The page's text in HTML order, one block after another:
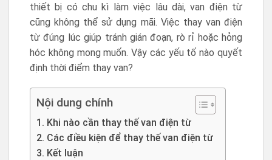
thiết bị có chu kì làm việc lâu dài, van điện từ
cũng không thể sử dụng mãi. Việc thay van điện
từ đúng lúc giúp tránh gián đoạn, rò rỉ hoặc hỏng
hóc không mong muốn. Vậy các yếu tố nào quyết
định thời điểm thay van?
Nội dung chính
1. Khi nào cần thay thế van điện từ
2. Các điều kiện để thay thế van điện từ
3. Kết luận